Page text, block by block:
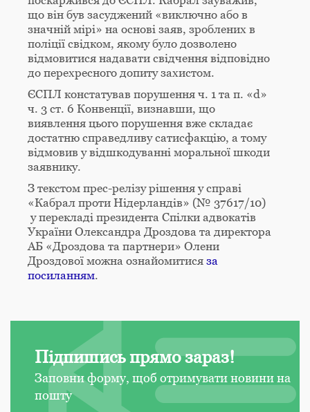
що він був засуджений «виключно або в
значній мірі» на основі заяв, зроблених в
поліції свідком, якому було дозволено
відмовитися надавати свідчення відповідно
до перехресного допиту захистом.
ЄСПЛ констатував порушення ч. 1 та п. «d»
ч. 3 ст. 6 Конвенції, визнавши, що
виявлення цього порушення вже складає
достатню справедливу сатисфакцію, а тому
відмовив у відшкодуванні моральної шкоди
заявнику.
З текстом прес-релізу рішення у справі
«Кабрал проти Нідерландів» (№ 37617/10)
у перекладі президента Спілки адвокатів
України Олександра Дроздова та директора
АБ «Дроздова та партнери» Олени
Дроздової можна ознайомитися за
посиланням.
Підпишись прямо зараз!
Заповни форму, щоб отримувати новини на
пошту